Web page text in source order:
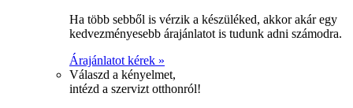
Ha több sebből is vérzik a készüléked, akkor akár egy
kedvezményesebb árajánlatot is tudunk adni számodra.
Árajánlatot kérek »
Válaszd a kényelmet,
intézd a szervizt otthonról!